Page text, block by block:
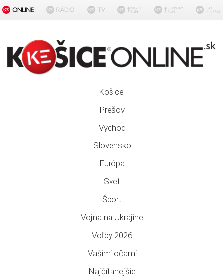
Košice
Prešov
Východ
Slovensko
Európa
Svet
Šport
Vojna na Ukrajine
Voľby 2026
Vašimi očami
Najčítanejšie